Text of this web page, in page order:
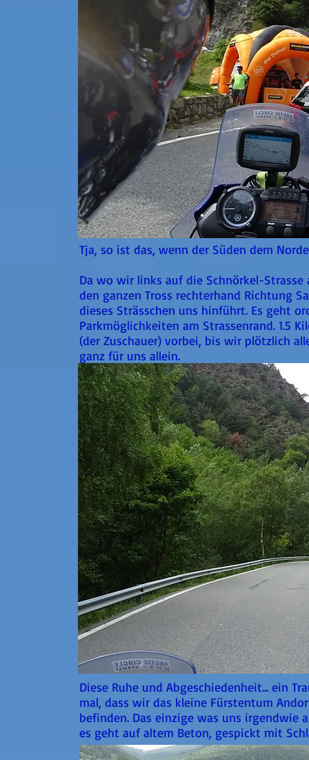
Tja, so ist das, wenn der Süden dem
Da wo wir links auf die Schnörkel-
den ganzen Tross rechterhand Richtung
dieses Strässchen uns hinführt. Es geht
Parkmöglichkeiten am Strassenrand. 1.5
(der Zuschauer) vorbei, bis wir plötzlich
ganz für uns allein.
Diese Ruhe und Abgeschiedenheit... ein
mal, dass wir das kleine Fürstentum
befinden. Das einzige was uns irgendwie
es geht auf altem Beton, gespickt mit